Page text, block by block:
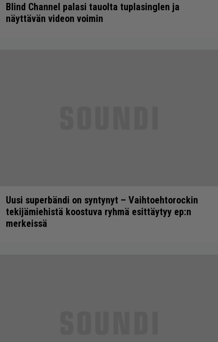
Blind Channel palasi tauolta tuplasinglen ja
näyttävän videon voimin
Uusi superbändi on syntynyt – Vaihtoehtorockin
tekijämiehistä koostuva ryhmä esittäytyy ep:n
merkeissä